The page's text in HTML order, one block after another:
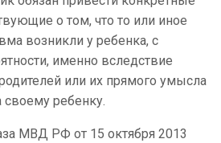
о том, что то или иное
возникли у ребенка, с
именно вследствие
или их прямого умысла
своему ребенку.
МВД РФ от 15 октября 2013